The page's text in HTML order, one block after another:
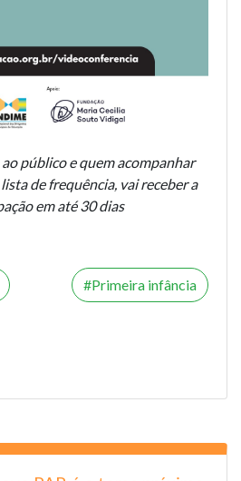
público e quem acompanhar
de frequência, vai receber a
em até 30 dias
Primeira infância